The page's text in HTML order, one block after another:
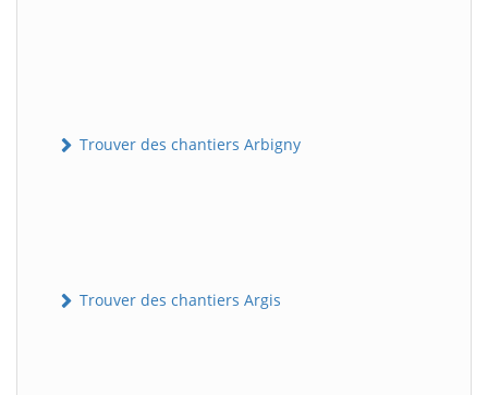
Trouver des chantiers Arbigny
Trouver des chantiers Argis